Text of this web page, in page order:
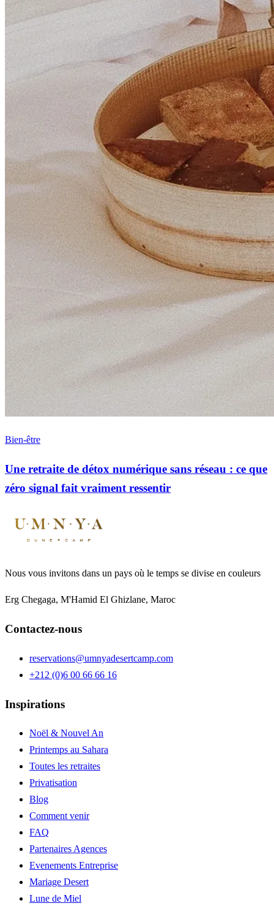
Bien-être
Une retraite de détox numérique sans réseau : ce que
zéro signal fait vraiment ressentir
Nous vous invitons dans un pays où le temps se divise en couleurs
Erg Chegaga, M'Hamid El Ghizlane, Maroc
Contactez-nous
reservations@umnyadesertcamp.com
+212 (0)6 00 66 66 16
Inspirations
Noël & Nouvel An
Printemps au Sahara
Toutes les retraites
Privatisation
Blog
Comment venir
FAQ
Partenaires Agences
Evenements Entreprise
Mariage Desert
Lune de Miel